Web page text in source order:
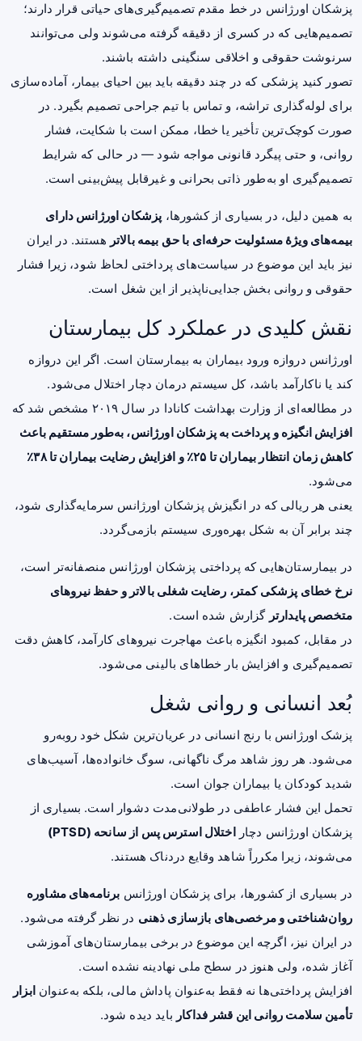
پزشکان اورژانس در خط مقدم تصمیم‌گیری‌های حیاتی قرار دارند؛
تصمیم‌هایی که در کسری از دقیقه گرفته می‌شوند ولی می‌توانند
سرنوشت حقوقی و اخلاقی سنگینی داشته باشند.
تصور کنید پزشکی که در چند دقیقه باید بین احیای بیمار، آماده‌سازی
برای لوله‌گذاری تراشه، و تماس با تیم جراحی تصمیم بگیرد. در
صورت کوچک‌ترین تأخیر یا خطا، ممکن است با شکایت، فشار
روانی، و حتی پیگرد قانونی مواجه شود — در حالی که شرایط
تصمیم‌گیری او به‌طور ذاتی بحرانی و غیرقابل پیش‌بینی است.
به همین دلیل، در بسیاری از کشورها، پزشکان اورژانس دارای
بیمه‌های ویژهٔ مسئولیت حرفه‌ای با حق بیمه بالاتر هستند. در ایران
نیز باید این موضوع در سیاست‌های پرداختی لحاظ شود، زیرا فشار
حقوقی و روانی بخش جدایی‌ناپذیر از این شغل است.
نقش کلیدی در عملکرد کل بیمارستان
اورژانس دروازه ورود بیماران به بیمارستان است. اگر این دروازه
کند یا ناکارآمد باشد، کل سیستم درمان دچار اختلال می‌شود.
در مطالعه‌ای از وزارت بهداشت کانادا در سال ۲۰۱۹ مشخص شد که
افزایش انگیزه و پرداخت به پزشکان اورژانس، به‌طور مستقیم باعث
کاهش زمان انتظار بیماران تا ۲۵٪ و افزایش رضایت بیماران تا ۳۸٪
می‌شود.
یعنی هر ریالی که در انگیزش پزشکان اورژانس سرمایه‌گذاری شود،
چند برابر آن به شکل بهره‌وری سیستم بازمی‌گردد.
در بیمارستان‌هایی که پرداختی پزشکان اورژانس منصفانه‌تر است،
نرخ خطای پزشکی کمتر، رضایت شغلی بالاتر و حفظ نیروهای
متخصص پایدارتر گزارش شده است.
در مقابل، کمبود انگیزه باعث مهاجرت نیروهای کارآمد، کاهش دقت
تصمیم‌گیری و افزایش بار خطاهای بالینی می‌شود.
بُعد انسانی و روانی شغل
پزشک اورژانس با رنج انسانی در عریان‌ترین شکل خود روبه‌رو
می‌شود. هر روز شاهد مرگ ناگهانی، سوگ خانواده‌ها، آسیب‌های
شدید کودکان یا بیماران جوان است.
تحمل این فشار عاطفی در طولانی‌مدت دشوار است. بسیاری از
پزشکان اورژانس دچاراختلال استرس پس از سانحه (PTSD)
می‌شوند، زیرا مکرراً شاهد وقایع دردناک هستند.
در بسیاری از کشورها، برای پزشکان اورژانس برنامه‌های مشاوره
روان‌شناختی و مرخصی‌های بازسازی ذهنی در نظر گرفته می‌شود.
در ایران نیز، اگرچه این موضوع در برخی بیمارستان‌های آموزشی
آغاز شده، ولی هنوز در سطح ملی نهادینه نشده است.
افزایش پرداختی‌ها نه فقط به‌عنوان پاداش مالی، بلکه به‌عنوانابزار
تأمین سلامت روانی این قشر فداکار باید دیده شود.